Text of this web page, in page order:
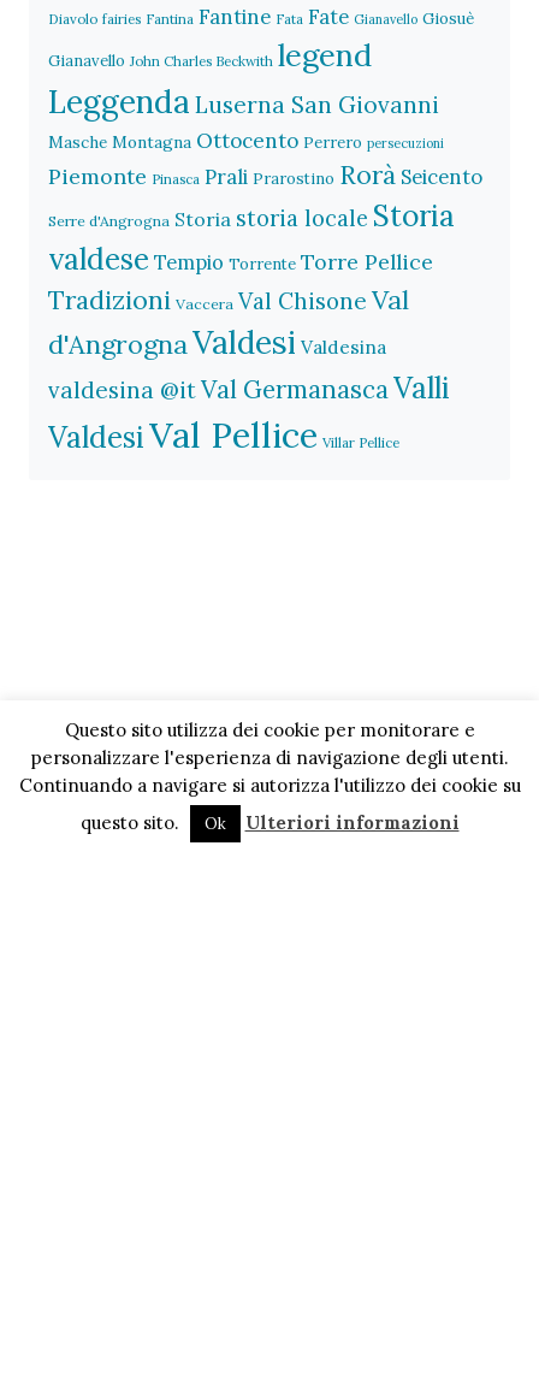
Diavolo fairies Fantina Fantine Fata Fate Gianavello Giosuè
Gianavello John Charles Beckwith legend
Leggenda Luserna San Giovanni
Masche Montagna Ottocento Perrero persecuzioni
Piemonte Pinasca Prali Prarostino Rorà Seicento
Serre d'Angrogna Storia storia locale Storia
valdese Tempio Torrente Torre Pellice
Tradizioni Vaccera Val Chisone Val
d'AngrognaValdesi Valdesina
valdesina @itVal GermanascaValli
ValdesiVal Pellice Villar Pellice
Questo sito utilizza dei cookie per monitorare e
personalizzare l'esperienza di navigazione degli utenti.
Continuando a navigare si autorizza l'utilizzo dei cookie su
questo sito.
Ok Ulteriori informazioni